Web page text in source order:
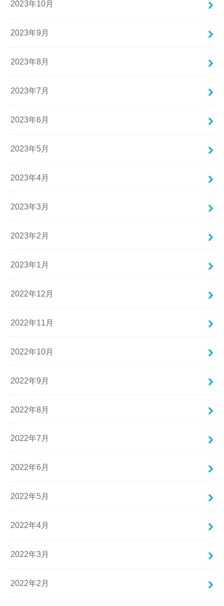
2023年10月
2023年9月
2023年8月
2023年7月
2023年6月
2023年5月
2023年4月
2023年3月
2023年2月
2023年1月
2022年12月
2022年11月
2022年10月
2022年9月
2022年8月
2022年7月
2022年6月
2022年5月
2022年4月
2022年3月
2022年2月